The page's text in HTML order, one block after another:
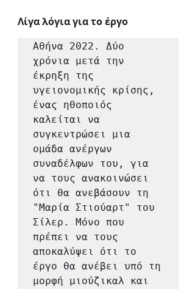
Λίγα λόγια για το έργο
Αθήνα 2022. Δύο
χρόνια μετά την
έκρηξη της
υγειονομικής κρίσης,
ένας ηθοποιός
καλείται να
συγκεντρώσει μια
ομάδα ανέργων
συναδέλφων του, για
να τους ανακοινώσει
ότι θα ανεβάσουν τη
"Μαρία Στιούαρτ" του
Σίλερ. Μόνο που
πρέπει να τους
αποκαλύψει ότι το
έργο θα ανέβει υπό τη
μορφή μιούζικαλ και